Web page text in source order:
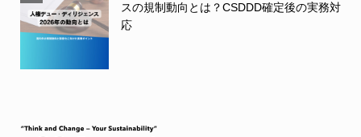
スの規制動向とは？CSDDD確定後の実務対
応